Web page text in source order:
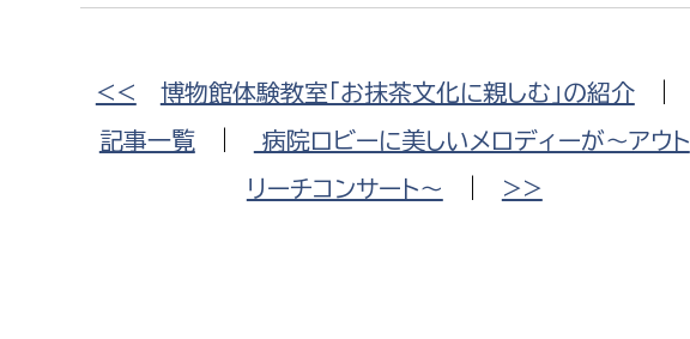
<< 博物館体験教室「お抹茶文化に親しむ」の紹介|
記事一覧|
病院ロビーに美しいメロディーが〜アウト
リーチコンサート〜
>>